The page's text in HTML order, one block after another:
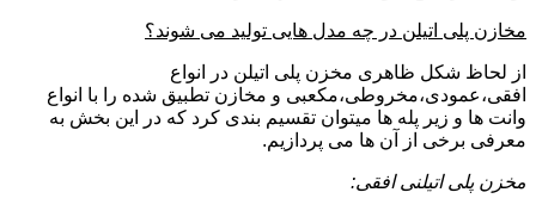
مخازن پلی اتیلن در چه مدل هایی تولید می شوند؟
از لحاظ شکل ظاهری مخزن پلی اتیلن در انواع
افقی،عمودی،مخروطی،مکعبی و مخازن تطبیق شده را با انواع
وانت ها و زیر پله ها میتوان تقسیم بندی کرد که در این بخش به
معرفی برخی از آن ها می پردازیم.
مخزن پلی اتیلنی افقی: